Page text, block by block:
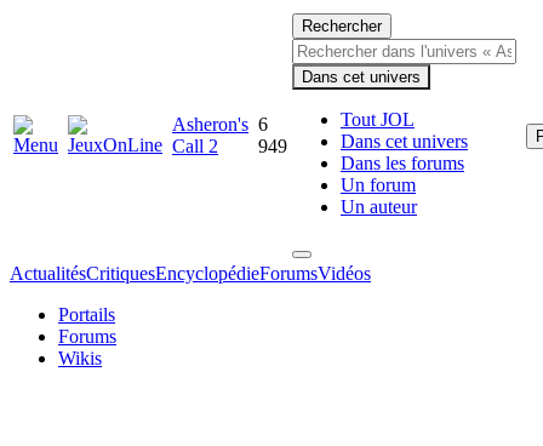
Asheron's
Call 2
6
949
Rechercher
Dans cet univers
Tout JOL
Dans cet univers
Dans les forums
Un forum
Un auteur
ActualitésCritiquesEncyclopédieForumsVidéos
Portails
Forums
Wikis